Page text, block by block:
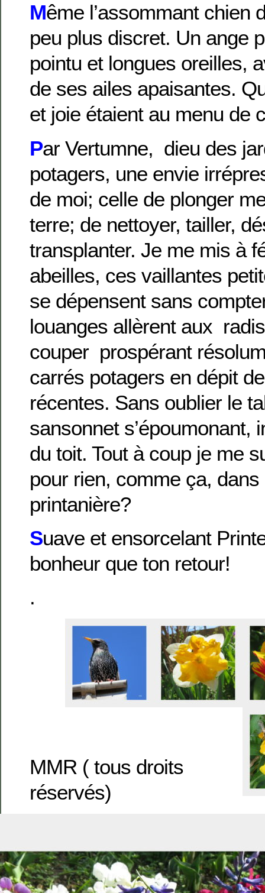
Même l’assommant chien
peu plus discret. Un ange
pointu et longues oreilles,
de ses ailes apaisantes.
et joie étaient au menu de
Par Vertumne, dieu des
potagers, une envie
de moi; celle de plonger
terre; de nettoyer, tailler,
transplanter. Je me mis à
abeilles, ces vaillantes
se dépensent sans
louanges allèrent aux
couper prospérant
carrés potagers en dépit
récentes. Sans oublier le
sansonnet s’époumonant,
du toit. Tout à coup je me
pour rien, comme ça,
printanière?
Suave et ensorcelant
bonheur que ton retour!
.
MMR ( tous droits
réservés)